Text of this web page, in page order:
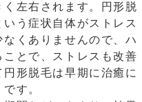
左右されます。円形脱
う症状自体がストレス
くありませんので、ハ
とで、ストレスも改善
形脱毛は早期に治癒に
す。